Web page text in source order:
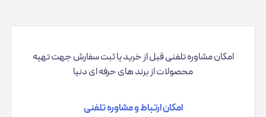
امکان مشاوره تلفنی قبل از خرید یا ثبت سفارش جهت تهیه
محصولات از برند های حرفه ای دنیا
امکان ارتباط و مشاوره تلفنی